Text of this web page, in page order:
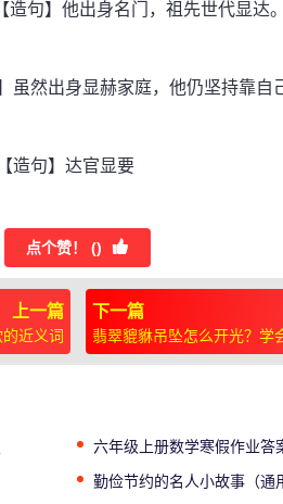
】他出身名门，祖先世代显达。
然出身显赫家庭，他仍坚持靠自
造句】达官显要
点个赞！ ()
上一篇
近义词
下一篇
翡翠貔貅吊坠怎么开光？学
六年级上册数学寒假作业答
勤俭节约的名人小故事（通